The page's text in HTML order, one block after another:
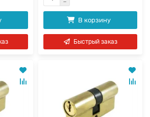
В корзину
Быстрый заказ